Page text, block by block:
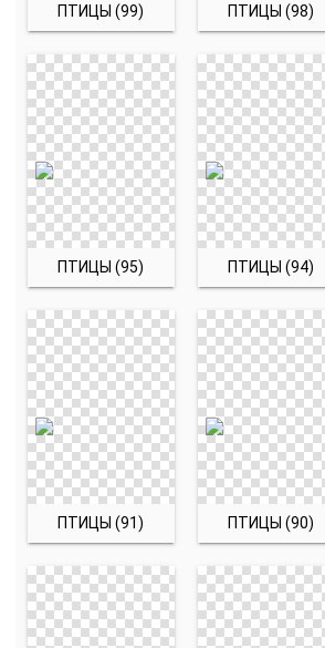
ПТИЦЫ (99) ПТИЦЫ (98)
ПТИЦЫ (95) ПТИЦЫ (94)
ПТИЦЫ (91) ПТИЦЫ (90)